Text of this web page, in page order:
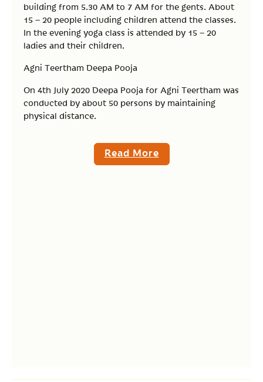
building from 5.30 AM to 7 AM for the gents. About
15 – 20 people including children attend the classes.
In the evening yoga class is attended by 15 – 20
ladies and their children.
Agni Teertham Deepa Pooja
On 4th July 2020 Deepa Pooja for Agni Teertham was
conducted by about 50 persons by maintaining
physical distance.
Read More